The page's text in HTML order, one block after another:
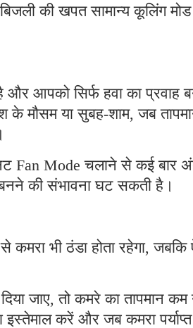
की खपत सामान्य कूलिंग
आपको सिर्फ हवा का प्रवाह
के मौसम या सुबह-शाम, जब
Fan Mode चलाने से कई बार
की संभावना घट सकती है।
भी ठंडा होता रहेगा, जबकि
जाए, तो कमरे का तापमान कम
करें और जब कमरा पर्याप्त